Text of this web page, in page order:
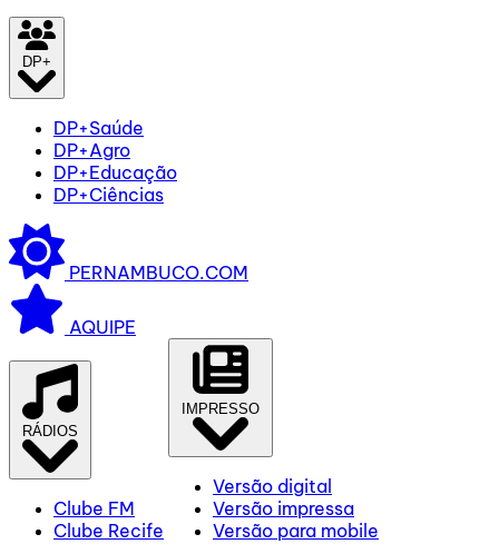
DP+
DP+Saúde
DP+Agro
DP+Educação
DP+Ciências
PERNAMBUCO.COM
AQUIPE
RÁDIOS
Clube FM
Clube Recife
IMPRESSO
Versão digital
Versão impressa
Versão para mobile